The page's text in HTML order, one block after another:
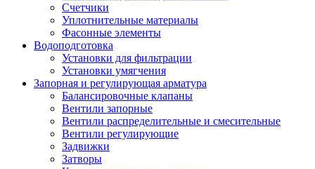
Счетчики
Уплотнительные материалы
Фасонные элементы
Водоподготовка
Установки для фильтрации
Установки умягчения
Запорная и регулирующая арматура
Балансировочные клапаны
Вентили запорные
Вентили распределительные и смесительные
Вентили регулирующие
Задвижки
Затворы